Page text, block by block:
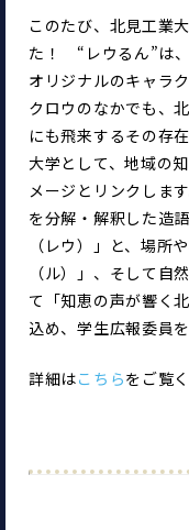
このたび、北見工業
た！　“レウるん”は
オリジナルのキャラ
クロウのなかでも、
にも飛来するその存
大学として、地域の
メージとリンクしま
を分解・解釈した造
（レウ）」と、場所
（ル）」、そして
て「知恵の声が響く
込め、学生広報委員
詳細はこちらをご覧